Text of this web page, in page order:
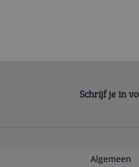
Schrijf je in
Algemeen